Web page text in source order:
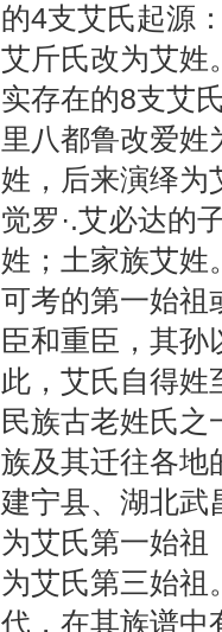
的4支艾氏起源
艾斤氏改为艾姓
实存在的8支艾
里八都鲁改爱姓
姓，后来演绎为
觉罗·.艾必达的
姓；土家族艾姓
可考的第一始祖
臣和重臣，其
此，艾氏自得姓
民族古老姓氏
族及其迁往各地
建宁县、湖北武
为艾氏第一始祖
为艾氏第三始祖
代，在其族谱中